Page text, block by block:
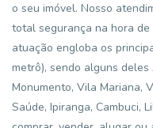
o seu imóvel. Nosso
total segurança na hora
atuação engloba os
metrô), sendo alguns deles
Monumento, Vila Mariana,
Saúde, Ipiranga, Cambuci,